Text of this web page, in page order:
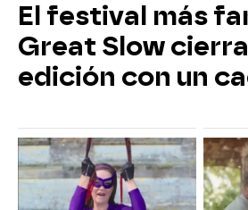
El festival más
Great Slow
edición con un